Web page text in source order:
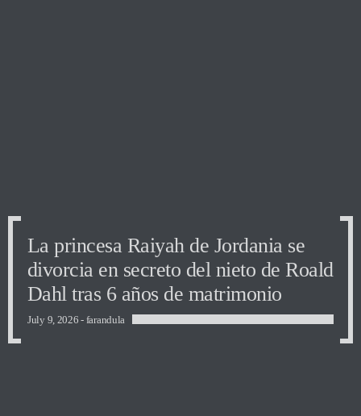
La princesa Raiyah de Jordania se
divorcia en secreto del nieto de Roald
Dahl tras 6 años de matrimonio
La princesa Raiyah de Jordania se
divorcia en secreto del nieto de Roald
Dahl tras 6 años de matrimonio
La princesa Raiyah de Jordania se
divorcia en secreto del nieto de Roald
Dahl tras 6 años de matrimonio
July 9, 2026 - farandula